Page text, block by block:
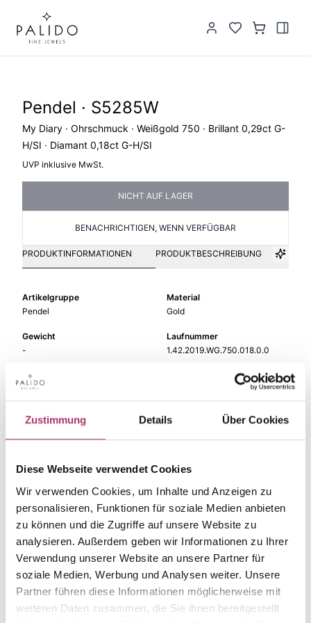
Zustimmung Details Über Cookies
Diese Webseite verwendet Cookies
Wir verwenden Cookies, um Inhalte und Anzeigen zu
personalisieren, Funktionen für soziale Medien anbieten
zu können und die Zugriffe auf unsere Website zu
analysieren. Außerdem geben wir Informationen zu Ihrer
Verwendung unserer Website an unsere Partner für
soziale Medien, Werbung und Analysen weiter. Unsere
Partner führen diese Informationen möglicherweise mit
weiteren Daten zusammen, die Sie ihnen bereitgestellt
Pendel · S5285W
My Diary · Ohrschmuck · Weißgold 750 · Brillant 0,29ct G-
H/SI · Diamant 0,18ct G-H/SI
UVP inklusive MwSt.
NICHT AUF LAGER
BENACHRICHTIGEN, WENN VERFÜGBAR
PRODUKTINFORMATIONEN PRODUKTBESCHREIBUNG
Artikelgruppe
Pendel
Material
Gold
Gewicht
-
Laufnummer
1.42.2019.WG.750.018.0.0
EAN
9010595746604
Feingehalt
-
weiß
Steinart
Diamant
Stein
Brill.
Die passenden Stücke